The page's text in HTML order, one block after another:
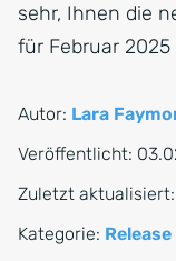
sehr, Ihnen die
für Februar
Autor: Lara
Veröffentlicht:
Zuletzt aktualisiert:
Kategorie: Release